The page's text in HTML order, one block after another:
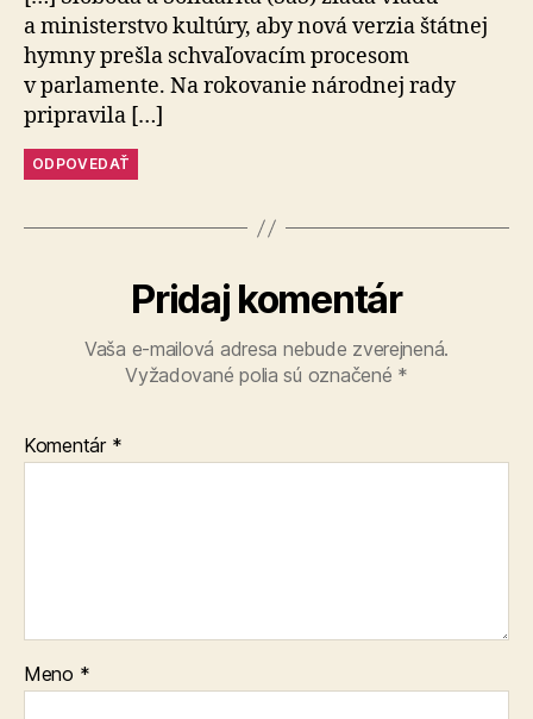
a ministerstvo kultúry, aby nová verzia štátnej
hymny prešla schvaľovacím procesom
v parlamente. Na rokovanie národnej rady
pripravila […]
ODPOVEDAŤ
Pridaj komentár
Vaša e-mailová adresa nebude zverejnená.
Vyžadované polia sú označené *
Komentár *
Meno *